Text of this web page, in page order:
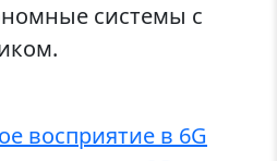
системы с
восприятие в 6G